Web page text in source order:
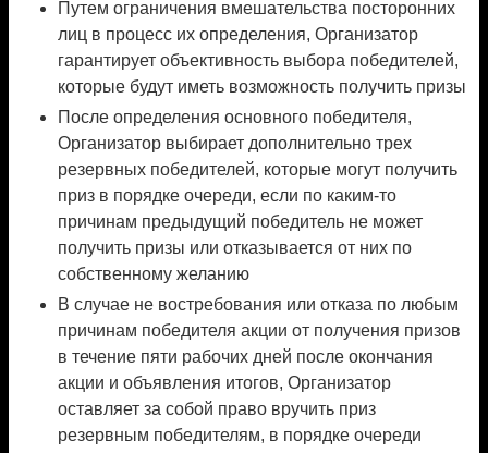
Путем ограничения вмешательства посторонних
лиц в процесс их определения, Организатор
гарантирует объективность выбора победителей,
которые будут иметь возможность получить призы
После определения основного победителя,
Организатор выбирает дополнительно трех
резервных победителей, которые могут получить
приз в порядке очереди, если по каким-то
причинам предыдущий победитель не может
получить призы или отказывается от них по
собственному желанию
В случае не востребования или отказа по любым
причинам победителя акции от получения призов
в течение пяти рабочих дней после окончания
акции и объявления итогов, Организатор
оставляет за собой право вручить приз
резервным победителям, в порядке очереди